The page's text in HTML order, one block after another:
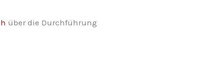
über die Durchführung